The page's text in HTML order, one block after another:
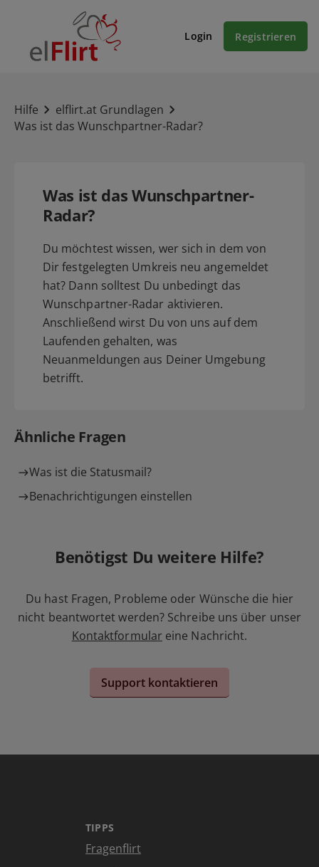
Login Registrieren
Hilfe
elflirt.at Grundlagen
Was ist das Wunschpartner-Radar?
Was ist das Wunschpartner-
Radar?
Du möchtest wissen, wer sich in dem von
Dir festgelegten Umkreis neu angemeldet
hat? Dann solltest Du unbedingt das
Wunschpartner-Radar aktivieren.
Anschließend wirst Du von uns auf dem
Laufenden gehalten, was
Neuanmeldungen aus Deiner Umgebung
betrifft.
Ähnliche Fragen
Was ist die Statusmail?
Benachrichtigungen einstellen
Benötigst Du weitere Hilfe?
Du hast Fragen, Probleme oder Wünsche die hier
nicht beantwortet werden? Schreibe uns über unser
Kontaktformular eine Nachricht.
Support kontaktieren
TIPPS
Fragenflirt